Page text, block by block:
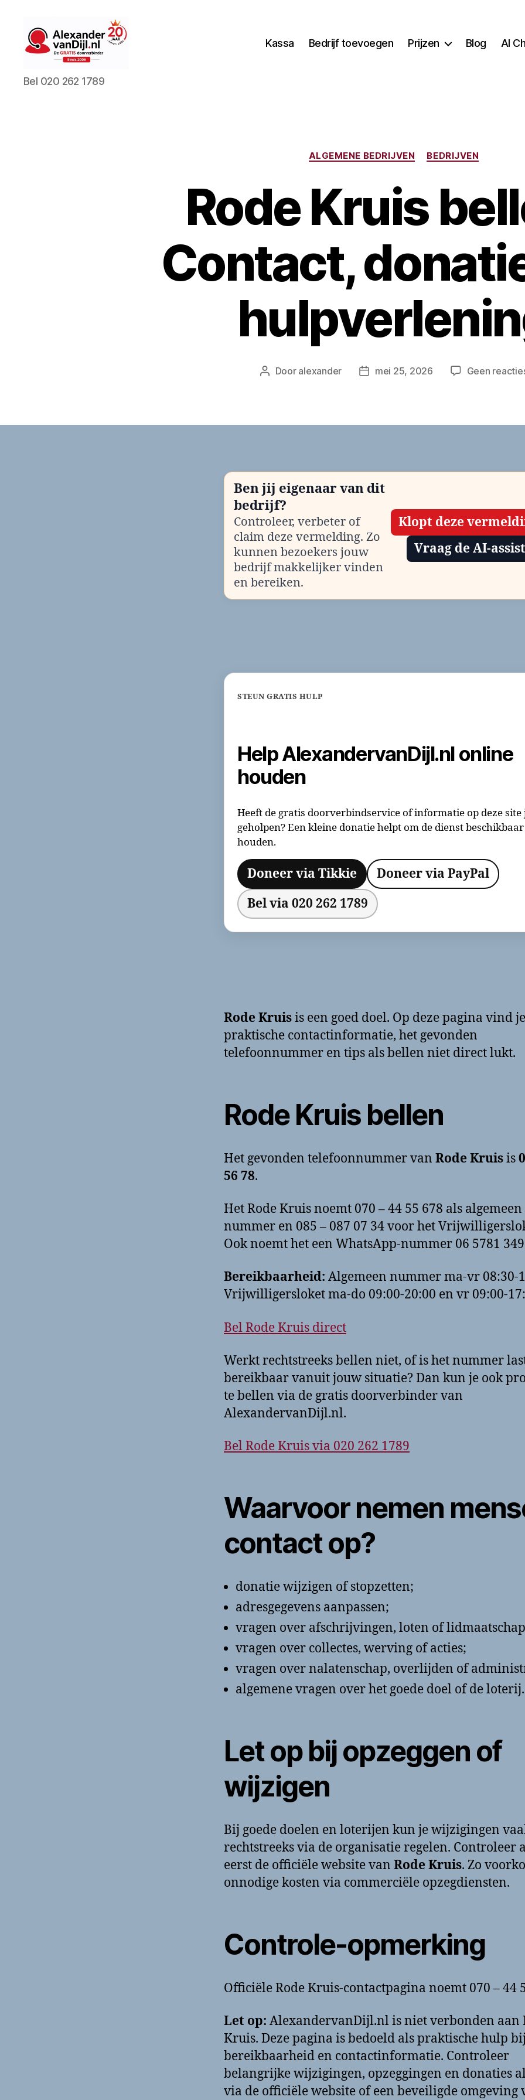
AlexandervanDijl.nl
Bel 020 262 1789
Kassa Bedrijf toevoegen Prijzen Blog AI
Categorieën
ALGEMENE BEDRIJVEN BEDRIJVEN
Rode Kruis
Contact,
Berichtauteur
Door alexander Berichtdatum
mei 25, 2026 Geen
Ben jij eigenaar van dit
bedrijf?
Controleer, verbeter of
claim deze vermelding. Zo
kunnen bezoekers jouw
bedrijf makkelijker vinden
en bereiken.
Klopt deze
Vraag de AI-
STEUN GRATIS HULP
Help AlexandervanDijl.nl online
houden
Heeft de gratis doorverbindservice of informatie op deze site
geholpen? Een kleine donatie helpt om de dienst
houden.
Doneer via Tikkie
Doneer via PayPal
Bel via 020 262 1789
Rode Kruisis een goed doel. Op deze pagina vind je
praktische contactinformatie, het gevonden
telefoonnummer en tips als bellen niet direct lukt.
Rode Kruis bellen
Het gevonden telefoonnummer van Rode Kruisis
56 78.
Het Rode Kruis noemt 070 – 44 55 678 als algemeen
nummer en 085 – 087 07 34 voor het
Ook noemt het een WhatsApp-nummer 06 5781
Bereikbaarheid: Algemeen nummer ma-vr 08:30-
Vrijwilligersloket ma-do 09:00-20:00 en vr 09:00-
Bel Rode Kruis direct
Werkt rechtstreeks bellen niet, of is het nummer
bereikbaar vanuit jouw situatie? Dan kun je ook
te bellen via de gratis doorverbinder van
AlexandervanDijl.nl.
Bel Rode Kruis via 020 262 1789
Waarvoor nemen
contact op?
donatie wijzigen of stopzetten;
adresgegevens aanpassen;
vragen over afschrijvingen, loten of
vragen over collectes, werving of acties;
vragen over nalatenschap, overlijden of
algemene vragen over het goede doel of de loterij.
Let op bij opzeggen of
wijzigen
Bij goede doelen en loterijen kun je wijzigingen
rechtstreeks via de organisatie regelen. Controleer
eerst de officiële website van Rode Kruis. Zo
onnodige kosten via commerciële opzegdiensten.
Controle-opmerking
Officiële Rode Kruis-contactpagina noemt 070 – 44
Let op: AlexandervanDijl.nl is niet verbonden aan
Kruis. Deze pagina is bedoeld als praktische hulp
bereikbaarheid en contactinformatie. Controleer
belangrijke wijzigingen, opzeggingen en donaties
via de officiële website of een beveiligde omgeving